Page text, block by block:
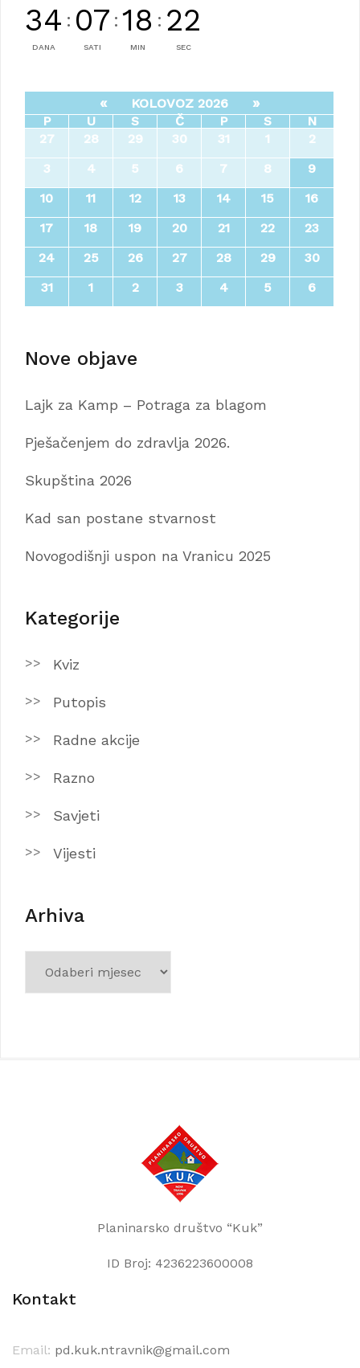
34
DANA
: 07
SATI
: 18
MIN
: 21
SEC
« KOLOVOZ 2026 »
P U S Č P S
N
27
28 29 30 31 1
2
3
4 5 6 7 8
9
10
11 12 13 14 15
16
17
18 19 20 21 22
23
24
25 26 27 28 29
30
31
1 2 3 4 5 6
Nove objave
Lajk za Kamp – Potraga za blagom
Pješačenjem do zdravlja 2026.
Skupština 2026
Kad san postane stvarnost
Novogodišnji uspon na Vranicu 2025
Kategorije
Kviz
Putopis
Radne akcije
Razno
Savjeti
Vijesti
Arhiva
Planinarsko društvo “Kuk”
ID Broj: 4236223600008
Kontakt
Email: pd.kuk.ntravnik@gmail.com